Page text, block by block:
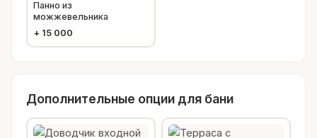
Панно из
можжевельника
+ 15 000
Дополнительные опции для бани